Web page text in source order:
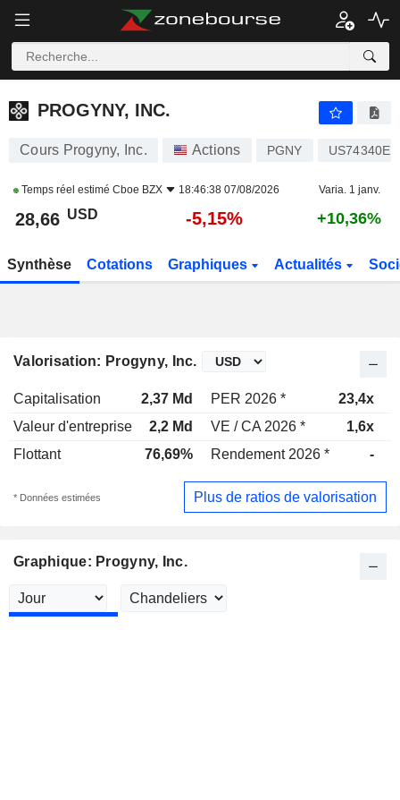
PROGYNY, INC.
PROGYNY, INC.
Cours Progyny, Inc. Actions PGNY
Temps réel estimé Cboe BZX 18:46:38 07/08/2026 Varia. 1 janv.
28,66 USD -5,15% +10,36%
Synthèse Cotations Graphiques Actualités
Valorisation: Progyny, Inc.
Capitalisation 2,37 Md PER 2026 * 23,4x
Valeur d'entreprise
2,2 Md VE / CA 2026 * 1,6x
Flottant
76,69% Rendement 2026 * -
* Données estimées Plus de ratios de valorisation
Graphique: Progyny, Inc.